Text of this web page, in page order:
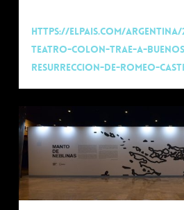
https://elpais.com/argentina/
teatro-colon-trae-a-
resurreccion-de-romeo-